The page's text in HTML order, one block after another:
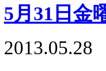
5月31日金
2013.05.28